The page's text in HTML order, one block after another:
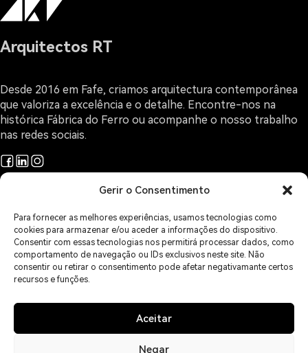
Gerir o Consentimento
Para fornecer as melhores experiências, usamos tecnologias como
cookies para armazenar e/ou aceder a informações do dispositivo.
Consentir com essas tecnologias nos permitirá processar dados, como
comportamento de navegação ou IDs exclusivos neste site. Não
consentir ou retirar o consentimento pode afetar negativamante certos
recursos e funções.
Aceitar
Negar
Arquitectos RT
Desde 2016 em Fafe, criamos arquitectura contemporânea
que valoriza a excelência e o detalhe. Encontre-nos na
histórica Fábrica do Ferro ou acompanhe o nosso trabalho
nas redes sociais.
Arquitectura e Design
O Gabinete
Sobre Arquitectura
Contactos
Áreas de Serviço
Política de Privacidade
Política de Cookies
Isenção de Responsabilidade
Imprint